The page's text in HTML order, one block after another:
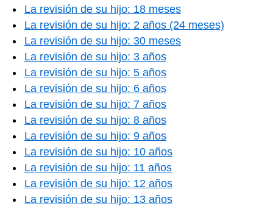
La revisión de su hijo: 18 meses
La revisión de su hijo: 2 años (24 meses)
La revisión de su hijo: 30 meses
La revisión de su hijo: 3 años
La revisión de su hijo: 5 años
La revisión de su hijo: 6 años
La revisión de su hijo: 7 años
La revisión de su hijo: 8 años
La revisión de su hijo: 9 años
La revisión de su hijo: 10 años
La revisión de su hijo: 11 años
La revisión de su hijo: 12 años
La revisión de su hijo: 13 años